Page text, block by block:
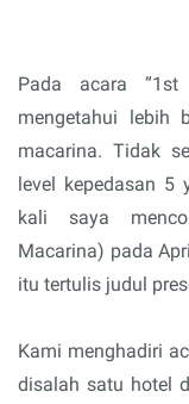
Pada acara “1st
mengetahui lebih
macarina. Tidak
level kepedasan 5
kali saya
Macarina) pada
itu tertulis judul
Kami menghadiri
disalah satu hotel